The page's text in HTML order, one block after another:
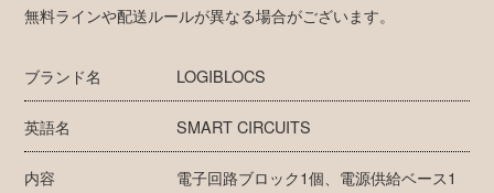
無料ラインや配送ルールが異なる場合がございます。
ブランド名 LOGIBLOCS
英語名 SMART CIRCUITS
内容
電子回路ブロック1個、電源供給ベース1